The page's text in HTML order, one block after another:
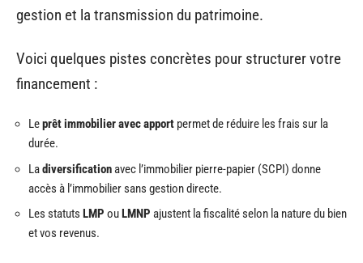
gestion et la transmission du patrimoine.
Voici quelques pistes concrètes pour structurer votre
financement :
Leprêt immobilier avec apport permet de réduire les frais sur la
durée.
Ladiversificationavec l’immobilier pierre-papier (SCPI) donne
accès à l’immobilier sans gestion directe.
Les statuts LMP ouLMNP ajustent la fiscalité selon la nature du bien
et vos revenus.